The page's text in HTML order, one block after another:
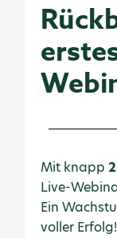
Mit knapp
Live-
Ein
voller Erfolg!